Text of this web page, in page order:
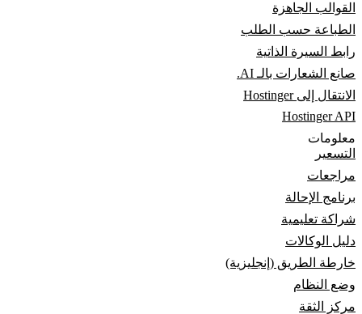
القوالب الجاهزة
الطباعة حسب الطلب
رابط السيرة الذاتية
صانع الشعارات بالـ AI.
الانتقال إلى Hostinger
Hostinger API
معلومات
التسعير
مراجعات
برنامج الإحالة
شراكة تعليمية
دليل الوكالات
خارطة الطريق (إنجليزية)
وضع النظام
مركز الثقة